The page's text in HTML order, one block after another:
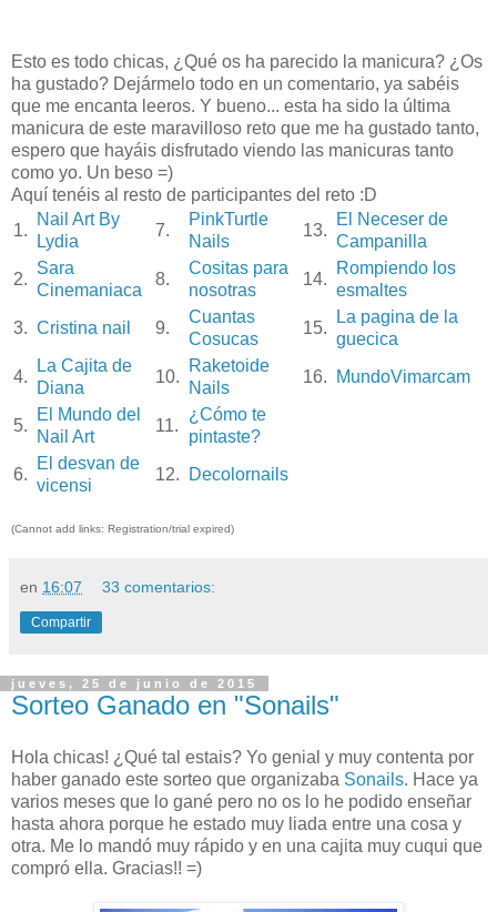
Esto es todo chicas, ¿Qué os ha parecido la manicura? ¿Os
ha gustado? Dejármelo todo en un comentario, ya sabéis
que me encanta leeros. Y bueno... esta ha sido la última
manicura de este maravilloso reto que me ha gustado tanto,
espero que hayáis disfrutado viendo las manicuras tanto
como yo. Un beso =)
Aquí tenéis al resto de participantes del reto :D
1.
Nail Art By
Lydia
7.
PinkTurtle
Nails
13.
El Neceser de
Campanilla
2.
Sara
Cinemaniaca
8.
Cositas para
nosotras
14.
Rompiendo los
esmaltes
3. Cristina nail 9.
Cuantas
Cosucas
15.
La pagina de la
guecica
4.
La Cajita de
Diana
10.
Raketoide
Nails
16. MundoVimarcam
5.
El Mundo del
Nail Art
11.
¿Cómo te
pintaste?
6.
El desvan de
vicensi
12. Decolornails
(Cannot add links: Registration/trial expired)
en 16:07 33 comentarios:
Compartir
jueves, 25 de junio de 2015
Sorteo Ganado en "Sonails"
Hola chicas! ¿Qué tal estais? Yo genial y muy contenta por
haber ganado este sorteo que organizaba Sonails. Hace ya
varios meses que lo gané pero no os lo he podido enseñar
hasta ahora porque he estado muy liada entre una cosa y
otra. Me lo mandó muy rápido y en una cajita muy cuqui que
compró ella. Gracias!! =)